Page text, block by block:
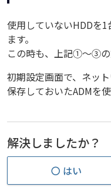
使用していないHDDを
ます。
この時も、上記①～③の
初期設定画面で、ネッ
保存しておいたADMを
解決しましたか？
〇 はい